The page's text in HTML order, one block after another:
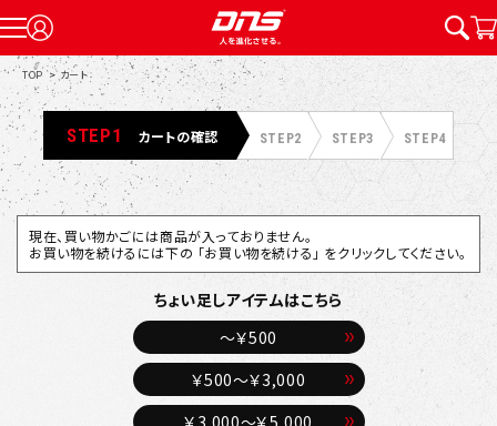
TOP > カート
STEP1 カートの確認 STEP2 STEP3 STEP4
現在、買い物かごには商品が入っておりません。
お買い物を続けるには下の 「お買い物を続ける」 をクリックしてください。
ちょい足しアイテムはこちら
～￥500
￥500～￥3,000
￥3,000～￥5,000